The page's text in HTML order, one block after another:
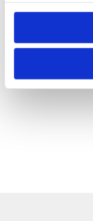
gesammelt haben.
VARIANTEN